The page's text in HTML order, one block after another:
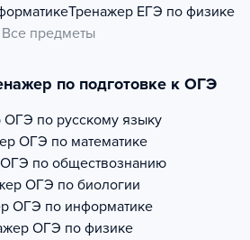
Тренажер ЕГЭ по физике
Все предметы
по подготовке к ОГЭ
ОГЭ по русскому языку
ОГЭ по математике
ОГЭ по обществознанию
ОГЭ по биологии
ОГЭ по информатике
ОГЭ по физике